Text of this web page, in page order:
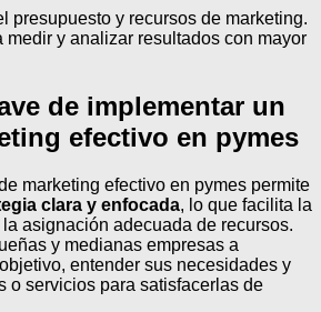
presupuesto y recursos de marketing.
medir y analizar resultados con mayor
de implementar un
efectivo en pymes
marketing efectivo en pymes permite
clara y enfocada, lo que facilita la
asignación adecuada de recursos.
y medianas empresas a
entender sus necesidades y
o servicios para satisfacerlas de